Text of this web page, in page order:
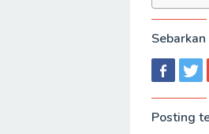
Sebarkan
Posting